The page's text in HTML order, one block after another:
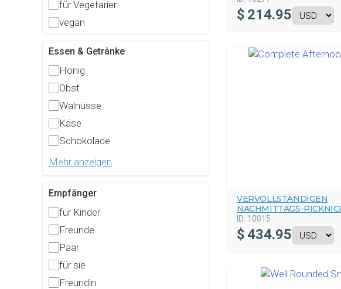
für Vegetarier
vegan
Essen & Getränke
Honig
Obst
Walnüsse
Käse
Schokolade
Mehr anzeigen
Empfänger
für Kinder
Freunde
Paar
für sie
Freundin
$ 214.95
VERVOLLSTÄNDIGEN
NACHMITTAGS-
ID: 10015
$ 434.95